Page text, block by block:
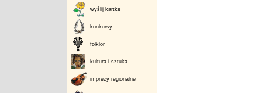
wyślij kartkę
konkursy
folklor
kultura i sztuka
imprezy regionalne